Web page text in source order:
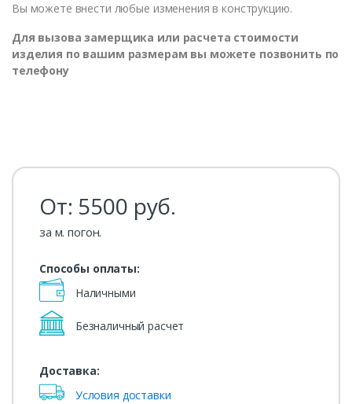
Вы можете внести любые изменения в конструкцию.
Для вызова замерщика или расчета стоимости
изделия по вашим размерам вы можете позвонить по
телефону
От: 5500 руб.
за м. погон.
Способы оплаты:
Наличными
Безналичный расчет
Доставка:
Условия доставки